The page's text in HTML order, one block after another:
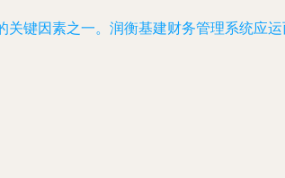
键因素之一。润衡基建财务管理系统应